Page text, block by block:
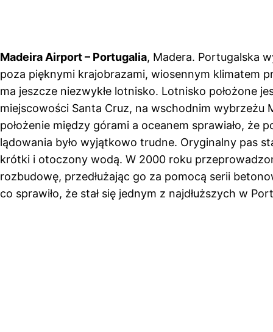
Madeira Airport – Portugalia, Madera. Portugalska
poza pięknymi krajobrazami, wiosennym klimatem
ma jeszcze niezwykłe lotnisko. Lotnisko położone
miejscowości Santa Cruz, na wschodnim wybrzeżu
położenie między górami a oceanem sprawiało, że
lądowania było wyjątkowo trudne. Oryginalny pas
krótki i otoczony wodą. W 2000 roku
rozbudowę, przedłużając go za pomocą serii
co sprawiło, że stał się jednym z najdłuższych w